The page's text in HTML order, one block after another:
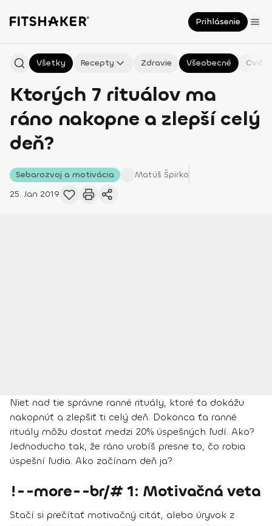
Prihlásenie
Všetky Recepty Zdravie Všeobecné
Ktorých 7 rituálov ma
ráno nakopne a zlepší celý
deň?
Sebarozvoj a motivácia Matúš Špirko
25. Jan 2019
Niet nad tie správne ranné rituály, ktoré ťa dokážu
nakopnúť a zlepšiť ti celý deň. Dokonca ťa ranné
rituály môžu dostať medzi 20% úspešných ľudí. Ako?
Jednoducho tak, že ráno urobíš presne to, čo robia
úspešní ľudia. Ako začínam deň ja?
!--more--br/# 1: Motivačná veta
Stačí si prečítať motivačný citát, alebo úryvok z